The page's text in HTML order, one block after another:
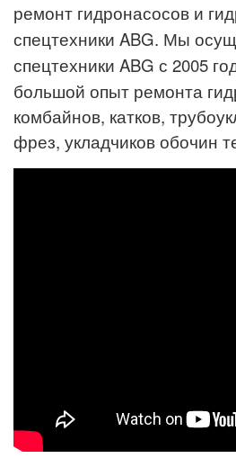
ремонт гидронасосов и
спецтехники ABG. Мы
спецтехники ABG с 2005
большой опыт ремонта
комбайнов, катков,
фрез, укладчиков обочин